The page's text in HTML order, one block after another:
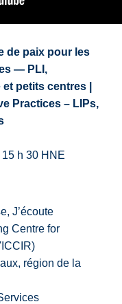
de paix pour les
— PLI,
petits centres |
Practices – LIPs,
h 30 HNE
J’écoute
Centre for
région de la